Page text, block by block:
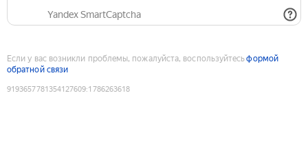
Yandex SmartCaptcha
Если у вас возникли проблемы, пожалуйста, воспользуйтесьформой
обратной связи
9193657781354127609:1786263618